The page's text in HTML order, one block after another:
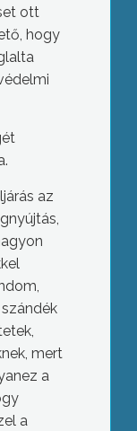
ott
hogy
az
mert
a
a